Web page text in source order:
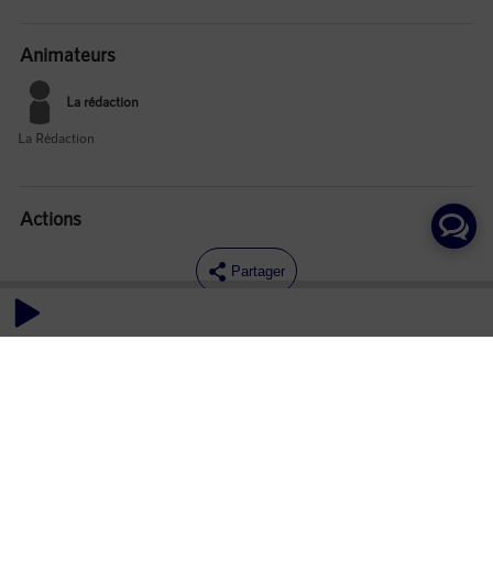
Animateurs
La rédaction
La Rédaction
Actions
Partager
Commentaires